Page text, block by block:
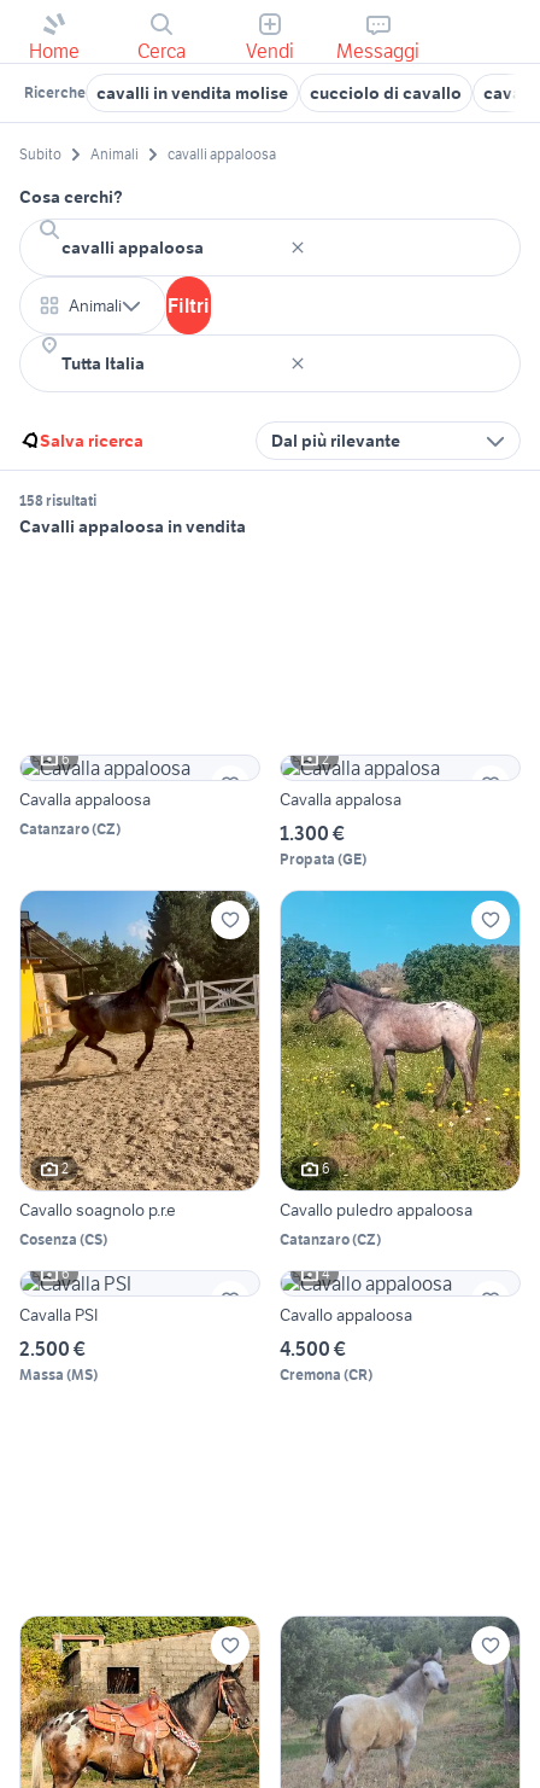
Home Cerca Vendi Messaggi
Ricerche cavalli in vendita molise cucciolo di cavallo cavalli
Subito Animali cavalli appaloosa
Cosa cerchi?
Animali Filtri
Salva ricerca Dal più rilevante
158 risultati
Cavalli appaloosa in vendita
6
Cavalla appaloosa
Catanzaro(CZ)
2
Cavalla appalosa
1.300 €
Propata (GE)
2
Cavallo soagnolo p.r.e
Cosenza (CS)
6
Cavallo puledro appaloosa
Catanzaro(CZ)
6
Cavalla PSI
2.500 €
Massa (MS)
4
Cavallo appaloosa
4.500 €
Cremona (CR)